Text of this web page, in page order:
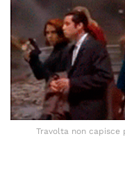
Travolta non capisce